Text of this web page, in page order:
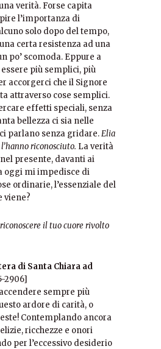
verità. Forse capita
l’importanza di
solo dopo del tempo,
certa resistenza ad una
po’ scomoda. Eppure a
più semplici, più
accorgerci che il Signore
attraverso cose semplici.
effetti speciali, senza
bellezza ci sia nelle
parlano senza gridare.Elia
riconosciuto. La verità
presente, davanti ai
oggi mi impedisce di
ordinarie, l’essenziale del
viene?
il tuo cuore rivolto
di Santa Chiara ad
2906]
sempre più
ardore di carità, o
Contemplando ancora
ricchezze e onori
per l’eccessivo desiderio